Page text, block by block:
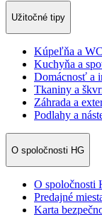
Užitočné tipy
Kúpeľňa a WC
Kuchyňa a
Domácnosť a
Tkaniny a
Záhrada a
Podlahy a
O spoločnosti HG
O spoločnosti
Predajné
Karta